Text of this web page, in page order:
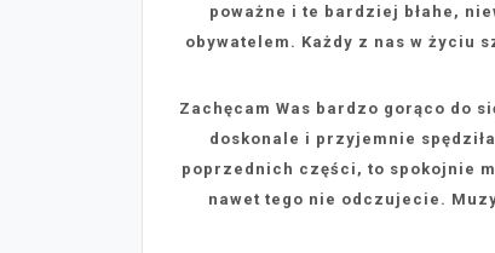
poważne i te bardziej błahe,
obywatelem. Każdy z nas w życiu
Zachęcam Was bardzo gorąco do
doskonale i przyjemnie
poprzednich części, to spokojnie
nawet tego nie odczujecie.